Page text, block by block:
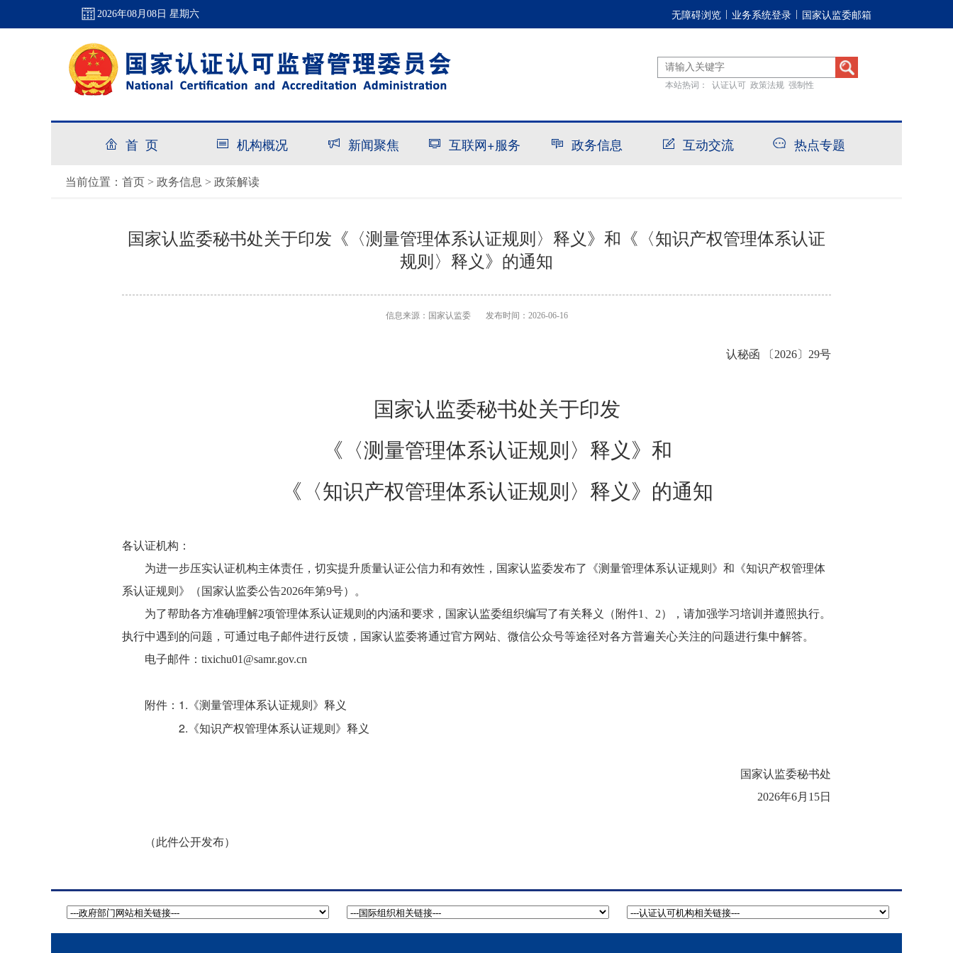
2026年08月08日 星期六 无障碍浏览 业务系统登录 国家认监委邮箱
本站热词： 认证认可 政策法规 强制性
首 页 机构概况 新闻聚焦 互联网+服务 政务信息 互动交流 热点专题
当前位置： 首页 > 政务信息 > 政策解读
国家认监委秘书处关于印发《〈测量管理体系认证规则〉释义》和《〈知识产权管理体系认证
规则〉释义》的通知
信息来源： 国家认监委发布时间：2026-06-16
认秘函 〔2026〕29号
国家认监委秘书处关于印发
《〈测量管理体系认证规则〉释义》和
《〈知识产权管理体系认证规则〉释义》的通知
各认证机构：
为进一步压实认证机构主体责任，切实提升质量认证公信力和有效性，国家认监委发布了《测量管理体系认证规则》和《知识产权管理体
系认证规则》（国家认监委公告2026年第9号）。
为了帮助各方准确理解2项管理体系认证规则的内涵和要求，国家认监委组织编写了有关释义（附件1、2），请加强学习培训并遵照执行。
执行中遇到的问题，可通过电子邮件进行反馈，国家认监委将通过官方网站、微信公众号等途径对各方普遍关心关注的问题进行集中解答。
电子邮件：tixichu01@samr.gov.cn
附件： 1.《测量管理体系认证规则》释义
2.《知识产权管理体系认证规则》释义
国家认监委秘书处
2026年6月15日
（此件公开发布）